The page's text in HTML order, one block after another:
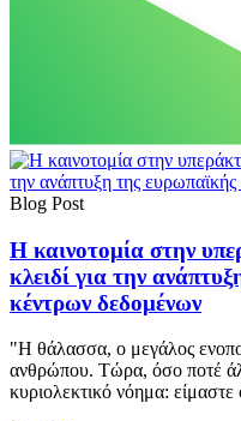
Ετικέτα:
Ενεργειακή
απόδοση
Blog Post
Η καινοτομία στην
κλειδί για την
κέντρων δεδομένων
"Η θάλασσα, ο μεγάλος
ανθρώπου. Τώρα, όσο ποτέ
κυριολεκτικό νόημα: είμαστε